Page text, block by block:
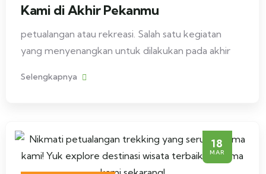
Kami di Akhir Pekanmu
petualangan atau rekreasi. Salah satu kegiatan
yang menyenangkan untuk dilakukan pada akhir
Selengkapnya
18
MAR